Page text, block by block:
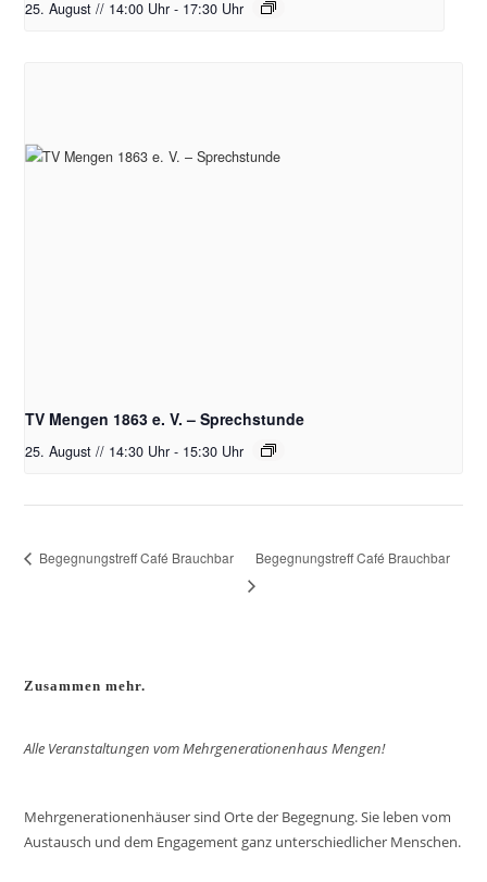
25. August // 14:00 Uhr - 17:30 Uhr
TV Mengen 1863 e. V. – Sprechstunde
25. August // 14:30 Uhr - 15:30 Uhr
Begegnungstreff Café Brauchbar Begegnungstreff Café Brauchbar
Zusammen mehr.
Alle Veranstaltungen vom Mehrgenerationenhaus Mengen!
Mehrgenerationenhäuser sind Orte der Begegnung. Sie leben vom
Austausch und dem Engagement ganz unterschiedlicher Menschen.